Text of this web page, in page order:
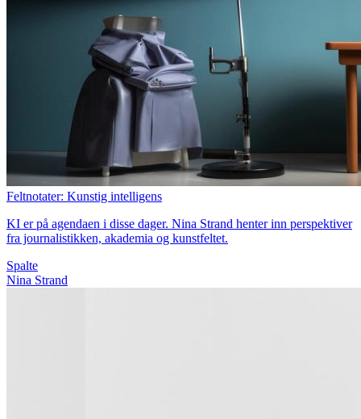
Feltnotater: Kunstig intelligens
KI er på agendaen i disse dager. Nina Strand henter inn perspektiver
fra journalistikken, akademia og kunstfeltet.
Spalte
Nina Strand